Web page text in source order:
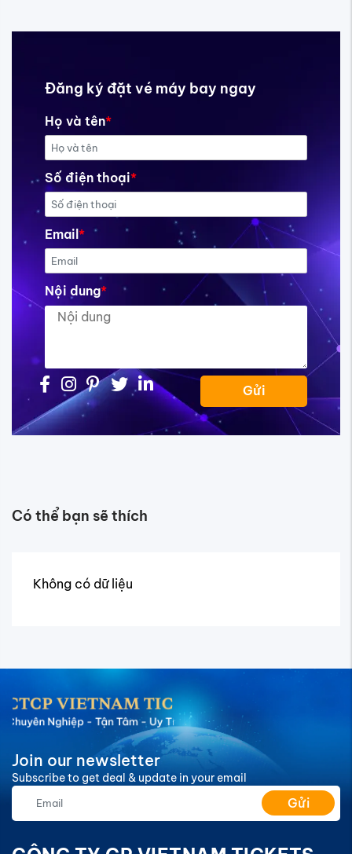
Đăng ký đặt vé máy bay ngay
Họ và tên*
Số điện thoại*
Email*
Nội dung*
Gửi
Có thể bạn sẽ thích
Không có dữ liệu
Join our newsletter
Subscribe to get deal & update in your email
Gửi